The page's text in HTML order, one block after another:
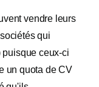
vendre leurs
qui
ceux-ci
un quota de CV